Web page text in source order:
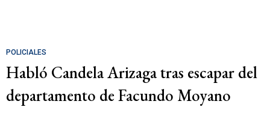
POLICIALES
Habló Candela Arizaga tras escapar del
departamento de Facundo Moyano